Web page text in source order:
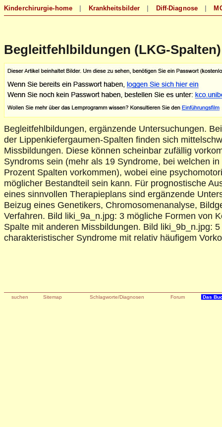
Begleitfehlbildungen (LKG-Spalten)
Begleitfehlbildungen, ergänzende Untersuchungen.
der Lippenkiefergaumen-Spalten finden sich
Missbildungen. Diese können scheinbar zufällig
Syndroms sein (mehr als 19 Syndrome, bei welchen
Prozent Spalten vorkommen), wobei eine
möglicher Bestandteil sein kann. Für prognostische
eines sinnvollen Therapieplans sind ergänzende
Beizug eines Genetikers, Chromosomenanalyse,
Verfahren. Bild liki_9a_n.jpg: 3 mögliche Formen von
Spalte mit anderen Missbildungen. Bild liki_9b_n.jpg:
charakteristischer Syndrome mit relativ häufigem